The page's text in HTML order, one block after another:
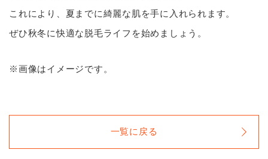
これにより、夏までに綺麗な肌を手に入れられます。
ぜひ秋冬に快適な脱毛ライフを始めましょう。
※画像はイメージです。
一覧に戻る